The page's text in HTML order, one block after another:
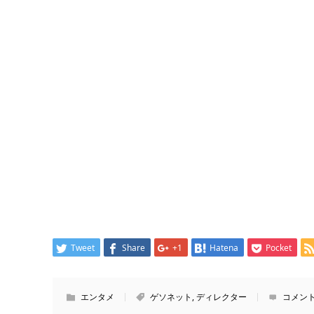
Tweet Share +1 Hatena Pocket
エンタメ ゲソネット ,ディレクター コメン